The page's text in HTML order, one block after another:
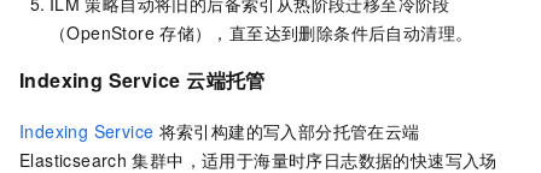
（OpenStore 存储），直至达到删除条件后自动清理。
Indexing Service 云端托管
Indexing Service 将索引构建的写入部分托管在云端
Elasticsearch 集群中，适用于海量时序日志数据的快速写入场